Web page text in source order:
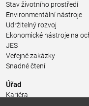
Stav životního prostředí
Environmentální nástroje
Udržitelný rozvoj
Ekonomické nástroje na
JES
Veřejné zakázky
Snadné čtení
Úřad
Kariéra